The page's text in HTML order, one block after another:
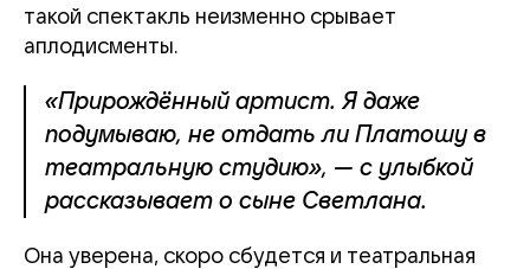
такой спектакль неизменно срывает
аплодисменты.
«Прирождённый артист. Я даже
подумываю, не отдать ли Платошу в
театральную студию», — с улыбкой
рассказывает о сыне Светлана.
Она уверена, скоро сбудется и театральная